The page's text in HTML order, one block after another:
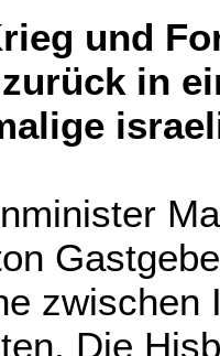
und
in
zwischen
Die